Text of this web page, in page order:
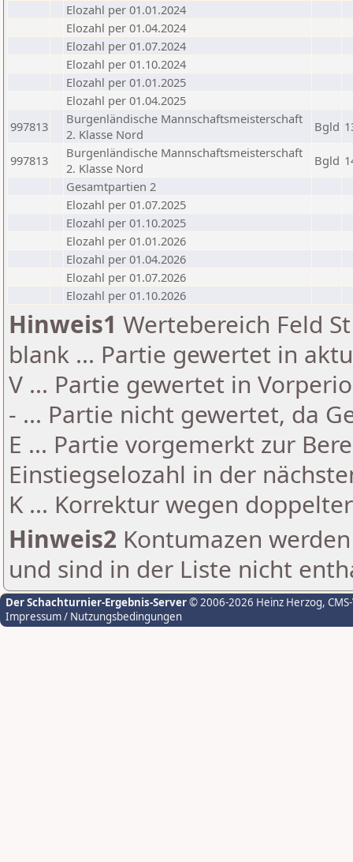
Elozahl per 01.01.2024
Elozahl per 01.04.2024
Elozahl per 01.07.2024
Elozahl per 01.10.2024
Elozahl per 01.01.2025
Elozahl per 01.04.2025
997813
Burgenländische Mannschaftsmeisterschaft
2. Klasse Nord
Bgld
997813
Burgenländische Mannschaftsmeisterschaft
2. Klasse Nord
Bgld
Gesamtpartien 2
Elozahl per 01.07.2025
Elozahl per 01.10.2025
Elozahl per 01.01.2026
Elozahl per 01.04.2026
Elozahl per 01.07.2026
Elozahl per 01.10.2026
Hinweis1 Wertebereich Feld
blank ... Partie gewertet in
V ... Partie gewertet in
- ... Partie nicht gewertet, da
E ... Partie vorgemerkt zur
Einstiegselozahl in der
K ... Korrektur wegen
Hinweis2 Kontumazen
und sind in der Liste nicht
Der Schachturnier-Ergebnis-Server© 2006-2026 Heinz Herzog,
Impressum / Nutzungsbedingungen